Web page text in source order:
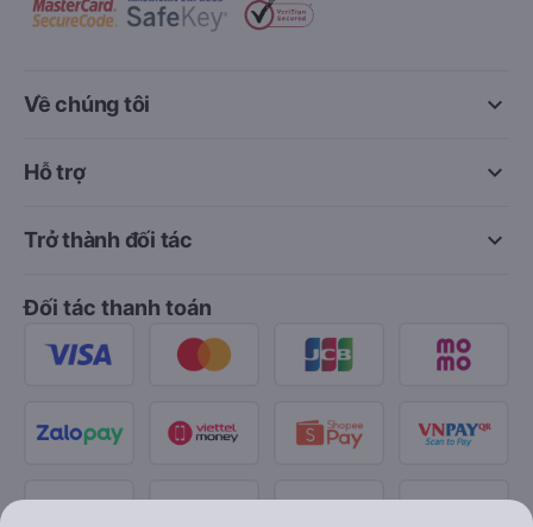
keyboard_arrow_down
Về chúng tôi
keyboard_arrow_down
Hỗ trợ
keyboard_arrow_down
Trở thành đối tác
Đối tác thanh toán